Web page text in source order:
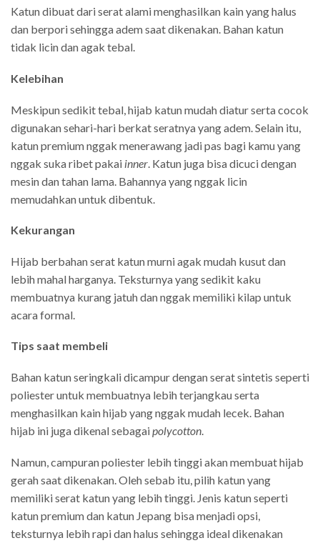
Katun dibuat dari serat alami menghasilkan kain yang halus
dan berpori sehingga adem saat dikenakan. Bahan katun
tidak licin dan agak tebal.
Kelebihan
Meskipun sedikit tebal, hijab katun mudah diatur serta cocok
digunakan sehari-hari berkat seratnya yang adem. Selain itu,
katun premium nggak menerawang jadi pas bagi kamu yang
nggak suka ribet pakai inner . Katun juga bisa dicuci dengan
mesin dan tahan lama. Bahannya yang nggak licin
memudahkan untuk dibentuk.
Kekurangan
Hijab berbahan serat katun murni agak mudah kusut dan
lebih mahal harganya. Teksturnya yang sedikit kaku
membuatnya kurang jatuh dan nggak memiliki kilap untuk
acara formal.
Tips saat membeli
Bahan katun seringkali dicampur dengan serat sintetis seperti
poliester untuk membuatnya lebih terjangkau serta
menghasilkan kain hijab yang nggak mudah lecek. Bahan
hijab ini juga dikenal sebagaipolycotton.
Namun, campuran poliester lebih tinggi akan membuat hijab
gerah saat dikenakan. Oleh sebab itu, pilih katun yang
memiliki serat katun yang lebih tinggi. Jenis katun seperti
katun premium dan katun Jepang bisa menjadi opsi,
teksturnya lebih rapi dan halus sehingga ideal dikenakan